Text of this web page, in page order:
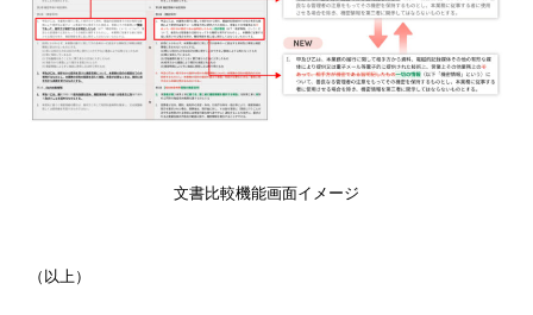
文書比較機能画面イメージ
（以上）